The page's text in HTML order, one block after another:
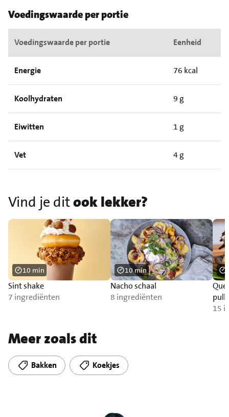
Voedingswaarde per portie
Voedingswaarde per portie Eenheid
Energie 76 kcal
Koolhydraten 9 g
Eiwitten 1 g
Vet 4 g
Vind je ditook lekker?
Sint shake
7 ingrediënten
10 min
Nacho schaal
8 ingrediënten
10 min
15
Meer zoals dit
Bakken Koekjes